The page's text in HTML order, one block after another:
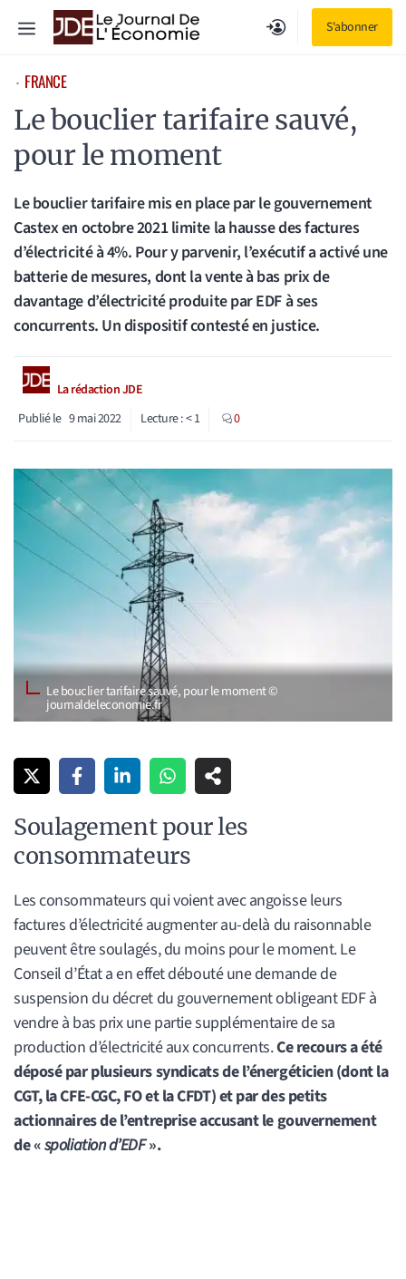
S'abonner
Menu
⋅ FRANCE
Le bouclier tarifaire sauvé,
pour le moment
Le bouclier tarifaire mis en place par le gouvernement
Castex en octobre 2021 limite la hausse des factures
d’électricité à 4%. Pour y parvenir, l’exécutif a activé une
batterie de mesures, dont la vente à bas prix de
davantage d’électricité produite par EDF à ses
concurrents. Un dispositif contesté en justice.
La rédaction JDE
Publié le 9 mai 2022 Lecture :< 1 0
Le bouclier tarifaire sauvé, pour le moment ©
journaldeleconomie.fr
Soulagement pour les
consommateurs
Les consommateurs qui voient avec angoisse leurs
factures d’électricité augmenter au-delà du raisonnable
peuvent être soulagés, du moins pour le moment. Le
Conseil d’État a en effet débouté une demande de
suspension du décret du gouvernement obligeant EDF à
vendre à bas prix une partie supplémentaire de sa
production d’électricité aux concurrents.Ce recours a été
déposé par plusieurs syndicats de l’énergéticien (dont la
CGT, la CFE-CGC, FO et la CFDT) et par des petits
actionnaires de l’entreprise accusant le gouvernement
de «spoliation d’EDF».